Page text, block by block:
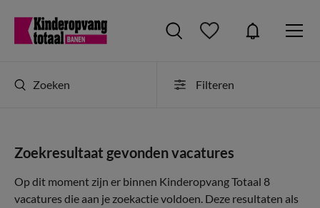
Zoeken Filteren
Zoekresultaat gevonden vacatures
Op dit moment zijn er binnen Kinderopvang Totaal 8
vacatures die aan je zoekactie voldoen. Deze resultaten als